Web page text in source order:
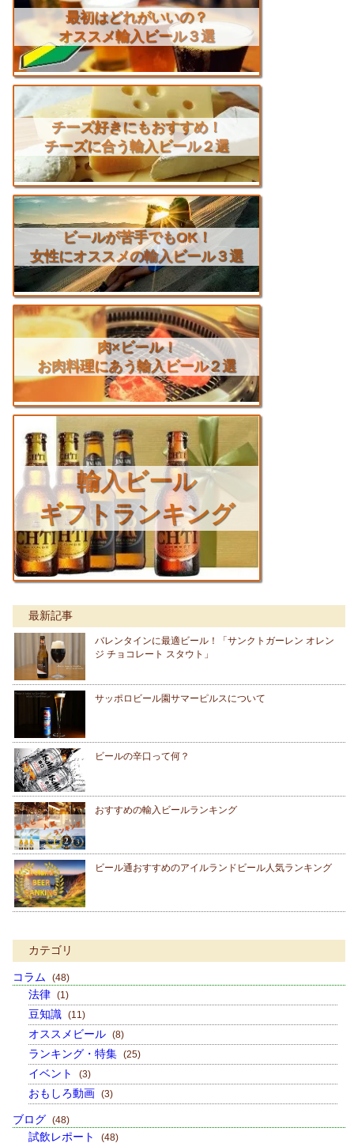
最初はどれがいいの？
オススメ輸入ビール３選
チーズ好きにもおすすめ！
チーズに合う輸入ビール２選
ビールが苦手でもOK！
女性にオススメの輸入ビール３選
肉×ビール！
お肉料理にあう輸入ビール２選
輸入ビール
ギフトランキング
最新記事
バレンタインに最適ビール！「サンクトガーレン オレン
ジ チョコレート スタウト」
サッポロビール園サマーピルスについて
ビールの辛口って何？
おすすめの輸入ビールランキング
ビール通おすすめのアイルランドビール人気ランキング
カテゴリ
コラム (48)
法律 (1)
豆知識 (11)
オススメビール (8)
ランキング・特集 (25)
イベント (3)
おもしろ動画 (3)
ブログ (48)
試飲レポート (48)